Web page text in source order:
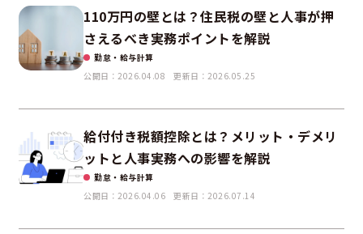
110万円の壁とは？住民税の壁と人事が押
さえるべき実務ポイントを解説
勤怠・給与計算
公開日：2026.04.08
更新日：2026.05.25
給付付き税額控除とは？メリット・デメリ
ットと人事実務への影響を解説
勤怠・給与計算
公開日：2026.04.06
更新日：2026.07.14